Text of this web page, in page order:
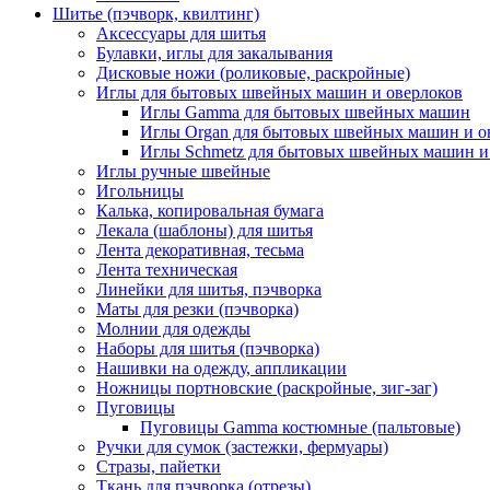
Шитье (пэчворк, квилтинг)
Аксессуары для шитья
Булавки, иглы для закалывания
Дисковые ножи (роликовые, раскройные)
Иглы для бытовых швейных машин и оверлоков
Иглы Gamma для бытовых швейных машин
Иглы Organ для бытовых швейных машин и
Иглы Schmetz для бытовых швейных машин и
Иглы ручные швейные
Игольницы
Калька, копировальная бумага
Лекала (шаблоны) для шитья
Лента декоративная, тесьма
Лента техническая
Линейки для шитья, пэчворка
Маты для резки (пэчворка)
Молнии для одежды
Наборы для шитья (пэчворка)
Нашивки на одежду, аппликации
Ножницы портновские (раскройные, зиг-заг)
Пуговицы
Пуговицы Gamma костюмные (пальтовые)
Ручки для сумок (застежки, фермуары)
Стразы, пайетки
Ткань для пэчворка (отрезы)